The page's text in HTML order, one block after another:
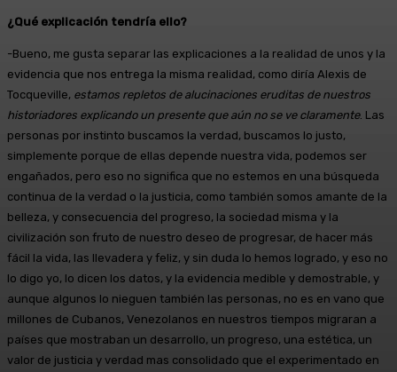
¿Qué explicación tendría ello?
-Bueno, me gusta separar las explicaciones a la realidad de unos y la
evidencia que nos entrega la misma realidad, como diría Alexis de
Tocqueville, estamos repletos de alucinaciones eruditas de nuestros
historiadores explicando un presente que aún no se ve claramente. Las
personas por instinto buscamos la verdad, buscamos lo justo,
simplemente porque de ellas depende nuestra vida, podemos ser
engañados, pero eso no significa que no estemos en una búsqueda
continua de la verdad o la justicia, como también somos amante de la
belleza, y consecuencia del progreso, la sociedad misma y la
civilización son fruto de nuestro deseo de progresar, de hacer más
fácil la vida, las llevadera y feliz, y sin duda lo hemos logrado, y eso no
lo digo yo, lo dicen los datos, y la evidencia medible y demostrable, y
aunque algunos lo nieguen también las personas, no es en vano que
millones de Cubanos, Venezolanos en nuestros tiempos migraran a
países que mostraban un desarrollo, un progreso, una estética, un
valor de justicia y verdad mas consolidado que el experimentado en